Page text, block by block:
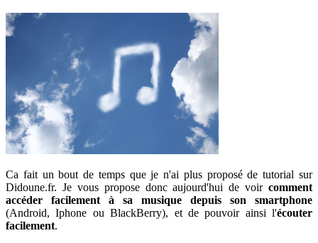
Ca fait un bout de temps que je n'ai plus proposé de tutorial sur
Didoune.fr. Je vous propose donc aujourd'hui de voir comment
accéder facilement à sa musique depuis son smartphone
(Android, Iphone ou BlackBerry), et de pouvoir ainsi l'écouter
facilement.